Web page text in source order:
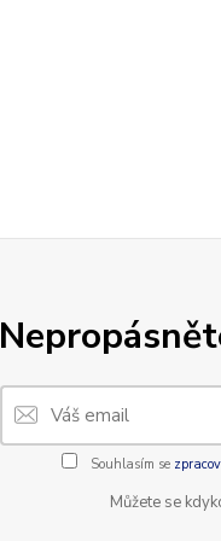
Souhlasím se
Můžete se